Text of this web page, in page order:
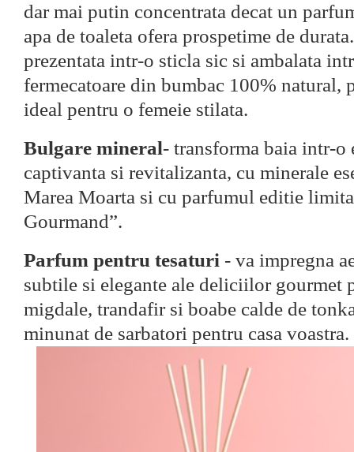
dar mai putin concentrata decat un
apa de toaleta ofera prospetime de
prezentata intr-o sticla sic si ambalata
fermecatoare din bumbac 100% natural,
ideal pentru o femeie stilata.
Bulgare mineral- transforma baia intr-o
captivanta si revitalizanta, cu minerale
Marea Moarta si cu parfumul editie
Gourmand”.
Parfum pentru tesaturi - va impregna
subtile si elegante ale deliciilor gourmet
migdale, trandafir si boabe calde de
minunat de sarbatori pentru casa